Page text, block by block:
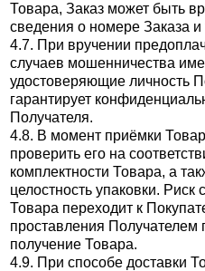
Товара, Заказ может быть
сведения о номере Заказа
4.7. При вручении
случаев мошенничества
удостоверяющие личность
гарантирует
Получателя.
4.8. В момент приёмки
проверить его на
комплектности Товара, а
целостность упаковки.
Товара переходит к
проставления
получение Товара.
4.9. При способе доставки